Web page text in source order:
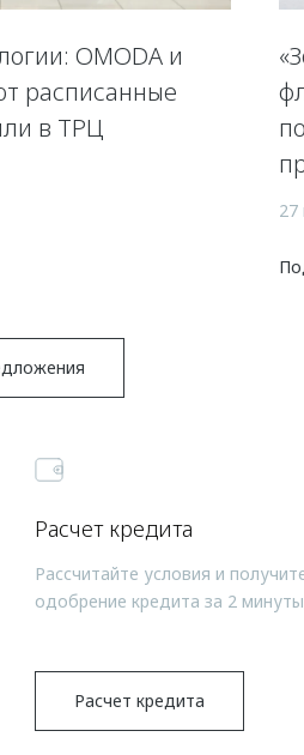
OMODA и
расписанные
в ТРЦ
27
Расчет кредита
Рассчитайте условия и
одобрение кредита за 2 минуты
Расчет кредита